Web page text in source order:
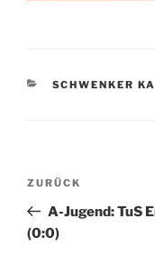
KATEGORIEN
SCHWENKER
Vorheriger
Beitrag
ZURÜCK
A-Jugend: TuS
(0:0)